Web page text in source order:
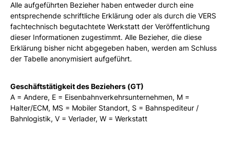
Alle aufgeführten Bezieher haben entweder durch eine
entsprechende schriftliche Erklärung oder als durch die VERS
fachtechnisch begutachtete Werkstatt der Veröffentlichung
dieser Informationen zugestimmt. Alle Bezieher, die diese
Erklärung bisher nicht abgegeben haben, werden am Schluss
der Tabelle anonymisiert aufgeführt.
Geschäftstätigkeit des Beziehers (GT)
A = Andere, E = Eisenbahnverkehrsunternehmen, M =
Halter/ECM, MS = Mobiler Standort, S = Bahnspediteur /
Bahnlogistik, V = Verlader, W = Werkstatt